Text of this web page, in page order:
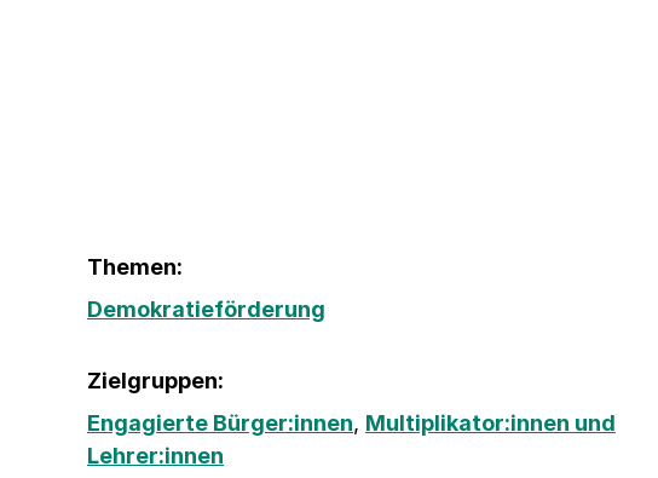
Themen:
Demokratieförderung
Zielgruppen:
Engagierte Bürger:innen, Multiplikator:innen und
Lehrer:innen